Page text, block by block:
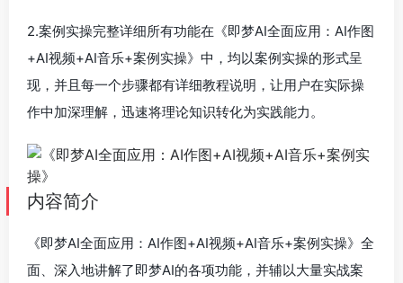
2.案例实操完整详细所有功能在《即梦AI全面应用：AI作图
+AI视频+AI音乐+案例实操》中，均以案例实操的形式呈
现，并且每一个步骤都有详细教程说明，让用户在实际操
作中加深理解，迅速将理论知识转化为实践能力。
内容简介
《即梦AI全面应用：AI作图+AI视频+AI音乐+案例实操》全
面、深入地讲解了即梦AI的各项功能，并辅以大量实战案